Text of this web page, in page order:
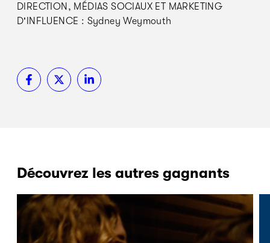
DIRECTION, MÉDIAS SOCIAUX ET MARKETING
D'INFLUENCE : Sydney Weymouth
Découvrez les autres gagnants